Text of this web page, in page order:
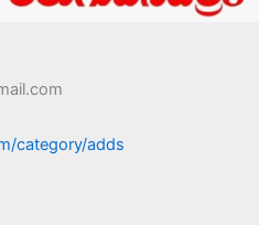
category/adds